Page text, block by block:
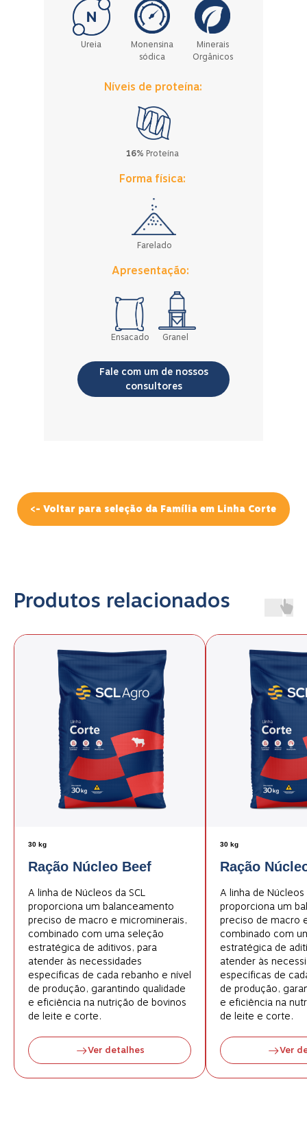
Níveis de proteína:
16% Proteína
Forma física:
Farelado
Minerais
Orgânicos
Monensina
sódica
Ureia
Ensacado Granel
Apresentação:
Fale com um de nossos
consultores
<- Voltar para seleção da Família em Linha Corte
Produtos relacionados
30 kg
Ração Núcleo Beef
A linha de Núcleos da SCL
proporciona um balanceamento
preciso de macro e microminerais,
combinado com uma seleção
estratégica de aditivos, para
atender às necessidades
específicas de cada rebanho e nível
de produção, garantindo qualidade
e eficiência na nutrição de bovinos
de leite e corte.
Ver detalhes
30 kg
Ração
A linha de Núcleos
proporciona um
preciso de macro
combinado com
estratégica de
atender às
específicas de
de produção,
e eficiência na
de leite e corte.
Ver